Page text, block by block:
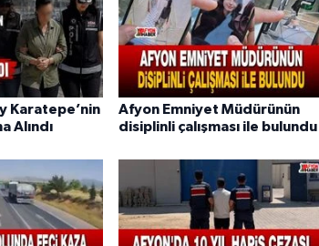
Karatepe’nin
Alındı
Afyon Emniyet Müdürünün
disiplinli çalışması ile bulundu